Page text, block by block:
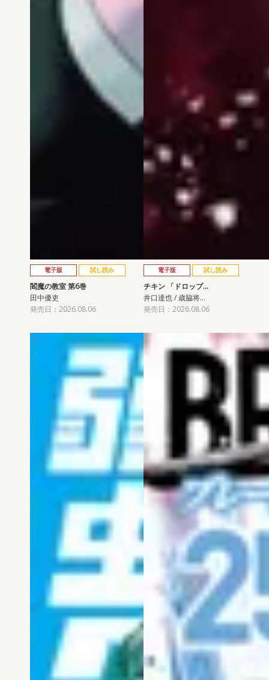
電子版 試し読み
閻魔の教室 第6巻
田中優吏
発売日：2026.08.06
電子版 試し読み
チキン 「ドロップ…
井口達也 / 歳脇将…
発売日：2026.08.06